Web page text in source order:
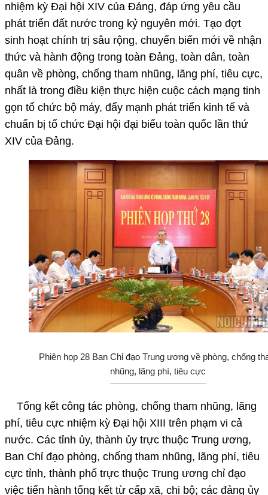
nhiệm kỳ Đại hội XIV của Đảng, đáp ứng yêu cầu
phát triển đất nước trong kỷ nguyên mới. Tạo đợt
sinh hoạt chính trị sâu rộng, chuyển biến mới về nhận
thức và hành động trong toàn Đảng, toàn dân, toàn
quân về phòng, chống tham nhũng, lãng phí, tiêu cực,
nhất là trong điều kiện thực hiện cuộc cách mạng tinh
gọn tổ chức bộ máy, đẩy mạnh phát triển kinh tế và
chuẩn bị tổ chức Đại hội đại biểu toàn quốc lần thứ
XIV của Đảng.
Phiên họp 28 Ban Chỉ đạo Trung ương về phòng, chống
nhũng, lãng phí, tiêu cực
Tổng kết công tác phòng, chống tham nhũng, lãng
phí, tiêu cực nhiệm kỳ Đại hội XIII trên phạm vi cả
nước. Các tỉnh ủy, thành ủy trực thuộc Trung ương,
Ban Chỉ đạo phòng, chống tham nhũng, lãng phí, tiêu
cực tỉnh, thành phố trực thuộc Trung ương chỉ đạo
việc tiến hành tổng kết từ cấp xã, chi bộ; các đảng ủy